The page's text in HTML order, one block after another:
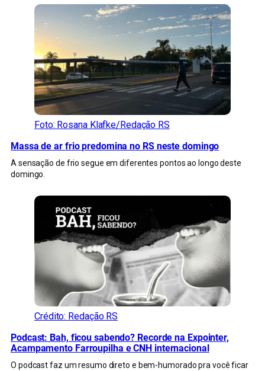
Foto: Rosana Klafke/Redação RS
Massa de ar frio predomina no RS neste domingo
A sensação de frio segue em diferentes pontos ao longo deste
domingo.
Crédito: Redação RS
Podcast: Bah, ficou sabendo? Recorde na Expointer,
Acampamento Farroupilha e CNH internacional
O podcast faz um resumo direto e bem-humorado pra você ficar